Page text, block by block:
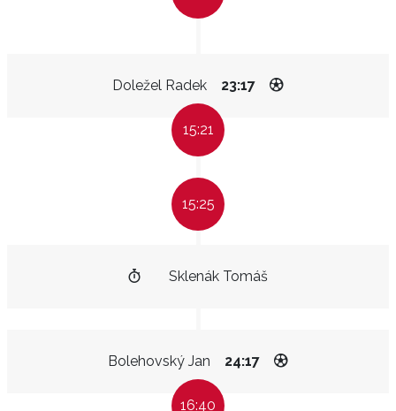
Doležel Radek 23:17
15:21
15:25
Sklenák Tomáš
Bolehovský Jan 24:17
16:40